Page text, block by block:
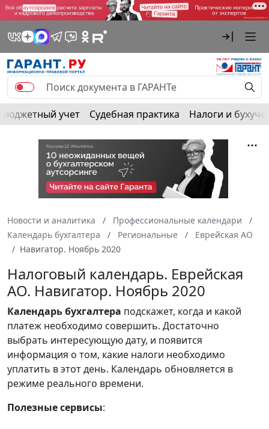
Бюджетный учет Судебная практика Налоги и
Новости и аналитика
Профессиональные календари
Календарь бухгалтера
Региональные
Еврейская АО
Навигатор. Ноябрь 2020
Налоговый календарь. Еврейская
АО. Навигатор. Ноябрь 2020
Календарьбухгалтера подскажет, когда и какой
платеж необходимо совершить. Достаточно
выбрать интересующую дату, и появится
информация о том, какие налоги необходимо
уплатить в этот день. Календарь обновляется в
режиме реального времени.
Полезные сервисы: